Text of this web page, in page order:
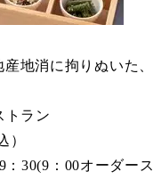
地消に拘りぬいた
トラン
）
：30(9：00オーダー